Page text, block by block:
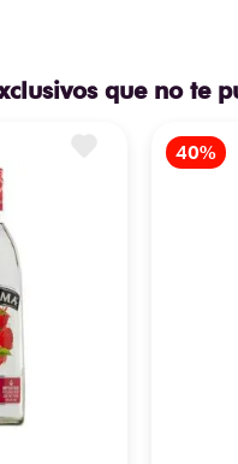
que no te